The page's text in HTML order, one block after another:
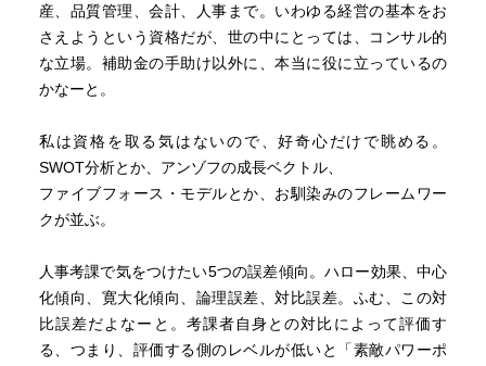
産、品質管理、会計、人事まで。いわゆる経営の基本をお
さえようという資格だが、世の中にとっては、コンサル的
な立場。補助金の手助け以外に、本当に役に立っているの
かなーと。
私は資格を取る気はないので、好奇心だけで眺める。
SWOT分析とか、アンゾフの成長ベクトル、
ファイブフォース・モデルとか、お馴染みのフレームワー
クが並ぶ。
人事考課で気をつけたい5つの誤差傾向。ハロー効果、中心
化傾向、寛大化傾向、論理誤差、対比誤差。ふむ、この対
比誤差だよなーと。考課者自身との対比によって評価す
る、つまり、評価する側のレベルが低いと「素敵パワーポ